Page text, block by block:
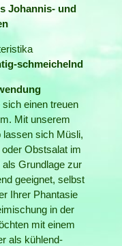
Johannis- und
schmeichelnd
einen treuen
Mit unserem
lassen sich Müsli,
Obstsalat im
Grundlage zur
geeignet, selbst
Ihrer Phantasie
in der
mit einem
als kühlend-